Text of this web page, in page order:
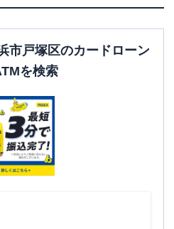
市戸塚区のカードローン
を検索